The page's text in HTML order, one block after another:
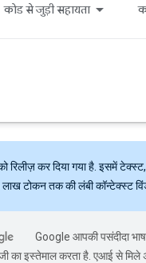
कोड से जुड़ी सहायता
रिलीज़ कर दिया गया है. इसमें
टोकन तक की लंबी कॉन्टेक्स्ट
Google आपकी पसंदीदा
का इस्तेमाल करता है. एआई से मिले